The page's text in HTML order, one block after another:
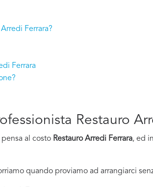
Ferrara?
Ferrara
Restauro
al costo Restauro Arredi Ferrara, ed
quando proviamo ad arrangiarci